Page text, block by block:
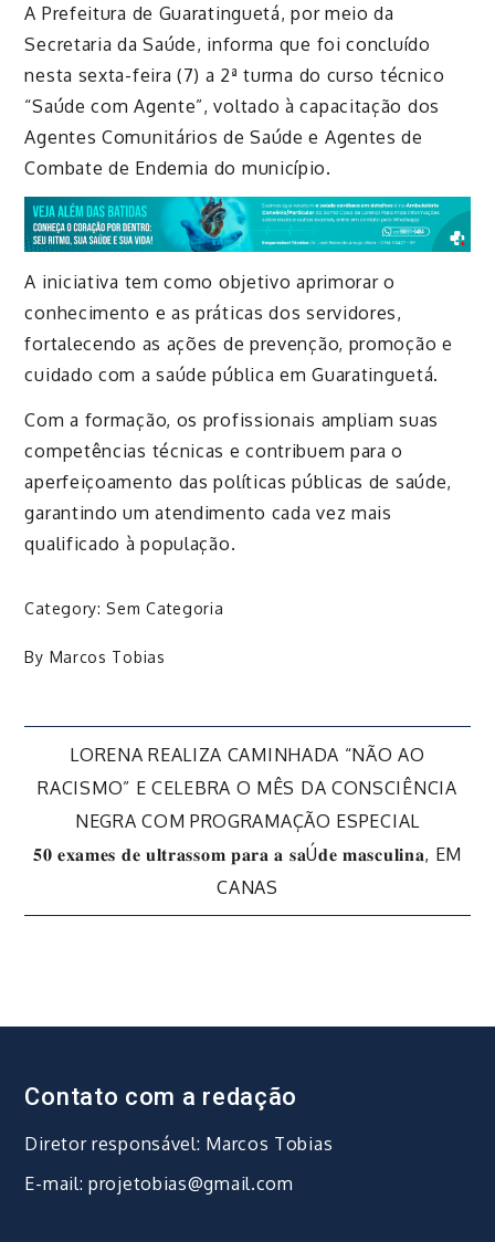
A Prefeitura de Guaratinguetá, por meio da
Secretaria da Saúde, informa que foi concluído
nesta sexta-feira (7) a 2ª turma do curso técnico
“Saúde com Agente”, voltado à capacitação dos
Agentes Comunitários de Saúde e Agentes de
Combate de Endemia do município.
A iniciativa tem como objetivo aprimorar o
conhecimento e as práticas dos servidores,
fortalecendo as ações de prevenção, promoção e
cuidado com a saúde pública em Guaratinguetá.
Com a formação, os profissionais ampliam suas
competências técnicas e contribuem para o
aperfeiçoamento das políticas públicas de saúde,
garantindo um atendimento cada vez mais
qualificado à população.
Category: Sem Categoria
By Marcos Tobias
Navegação
LORENA REALIZA CAMINHADA “NÃO AO
RACISMO” E CELEBRA O MÊS DA CONSCIÊNCIA
NEGRA COM PROGRAMAÇÃO ESPECIAL
𝟓𝟎 𝐞𝐱𝐚𝐦𝐞𝐬 𝐝𝐞 𝐮𝐥𝐭𝐫𝐚𝐬𝐬𝐨𝐦 𝐩𝐚𝐫𝐚 𝐚 𝐬𝐚Ú𝐝𝐞 𝐦𝐚𝐬𝐜𝐮𝐥𝐢𝐧𝐚, EM
CANAS
Contato com a redação
Diretor responsável: Marcos Tobias
E-mail: projetobias@gmail.com